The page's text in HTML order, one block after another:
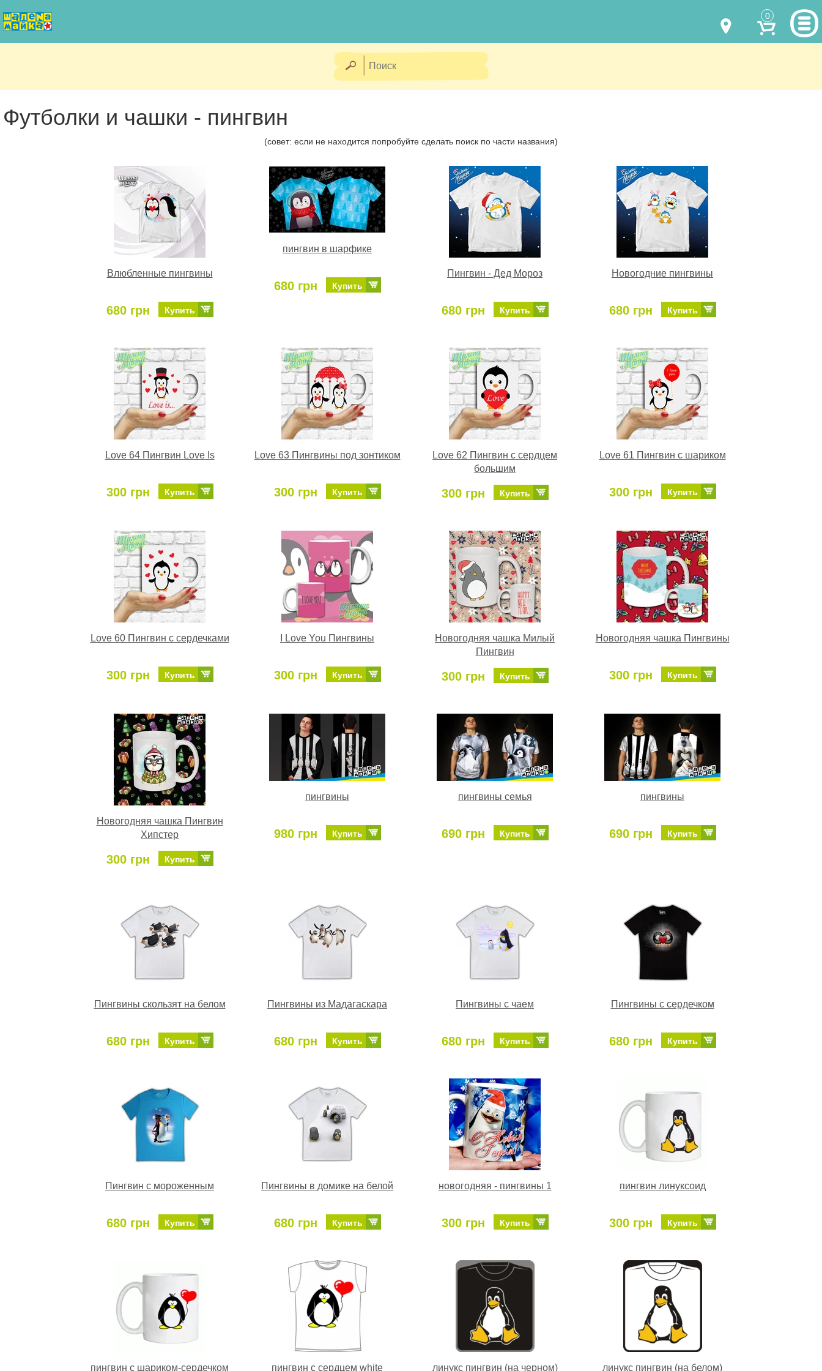
0
Посмотреть на карте
Отправка по Украине каждый день
ПОЛНАЯ ВЕРСИЯ САЙТА
Футболки и чашки - пингвин
(совет: если не находится попробуйте сделать поиск по части названия)
Влюбленные пингвины
680 грн Купить
пингвин в шарфике
680 грн Купить
Пингвин - Дед Мороз
680 грн Купить
Новогодние пингвины
680 грн Купить
Love 64 Пингвин Love Is
300 грн Купить
Love 63 Пингвины под зонтиком
300 грн Купить
Love 62 Пингвин с сердцем
большим
300 грн Купить
Love 61 Пингвин с шариком
300 грн Купить
Love 60 Пингвин с сердечками
300 грн Купить
I Love You Пингвины
300 грн Купить
Новогодняя чашка Милый
Пингвин
300 грн Купить
Новогодняя чашка Пингвины
300 грн Купить
Новогодняя чашка Пингвин
Хипстер
300 грн Купить
пингвины
980 грн Купить
пингвины семья
690 грн Купить
пингвины
690 грн Купить
Пингвины скользят на белом
680 грн Купить
Пингвины из Мадагаскара
680 грн Купить
Пингвины с чаем
680 грн Купить
Пингвины с сердечком
680 грн Купить
Пингвин с мороженным
680 грн Купить
Пингвины в домике на белой
680 грн Купить
новогодняя - пингвины 1
300 грн Купить
пингвин линуксоид
300 грн Купить
пингвин с шариком-сердечком пингвин с сердцем white линукс пингвин (на черном) линукс пингвин (на белом)